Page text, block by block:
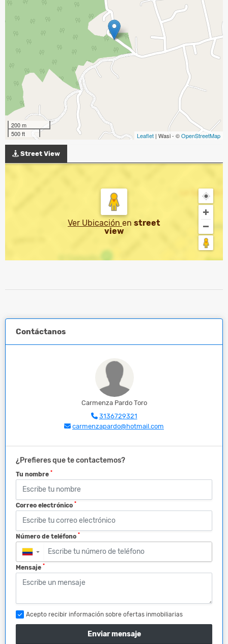
200 m
500 ft
Leaflet | Wasi - ©OpenStreetMap
Street View
Ver Ubicación en street
view
Contáctanos
Carmenza Pardo Toro
3136729321
carmenzapardo@hotmail.com
¿Prefieres que te contactemos?
Tu nombre *
Correo electrónico *
Número de teléfono *
▼
Mensaje *
Acepto recibir información sobre ofertas inmobiliarias
Enviar mensaje